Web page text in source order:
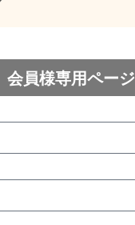
会員様専用ページ